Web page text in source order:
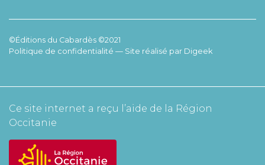
©Éditions du Cabardès ©2021
Politique de confidentialité — Site réalisé par Digeek
Ce site internet a reçu l’aide de la Région
Occitanie